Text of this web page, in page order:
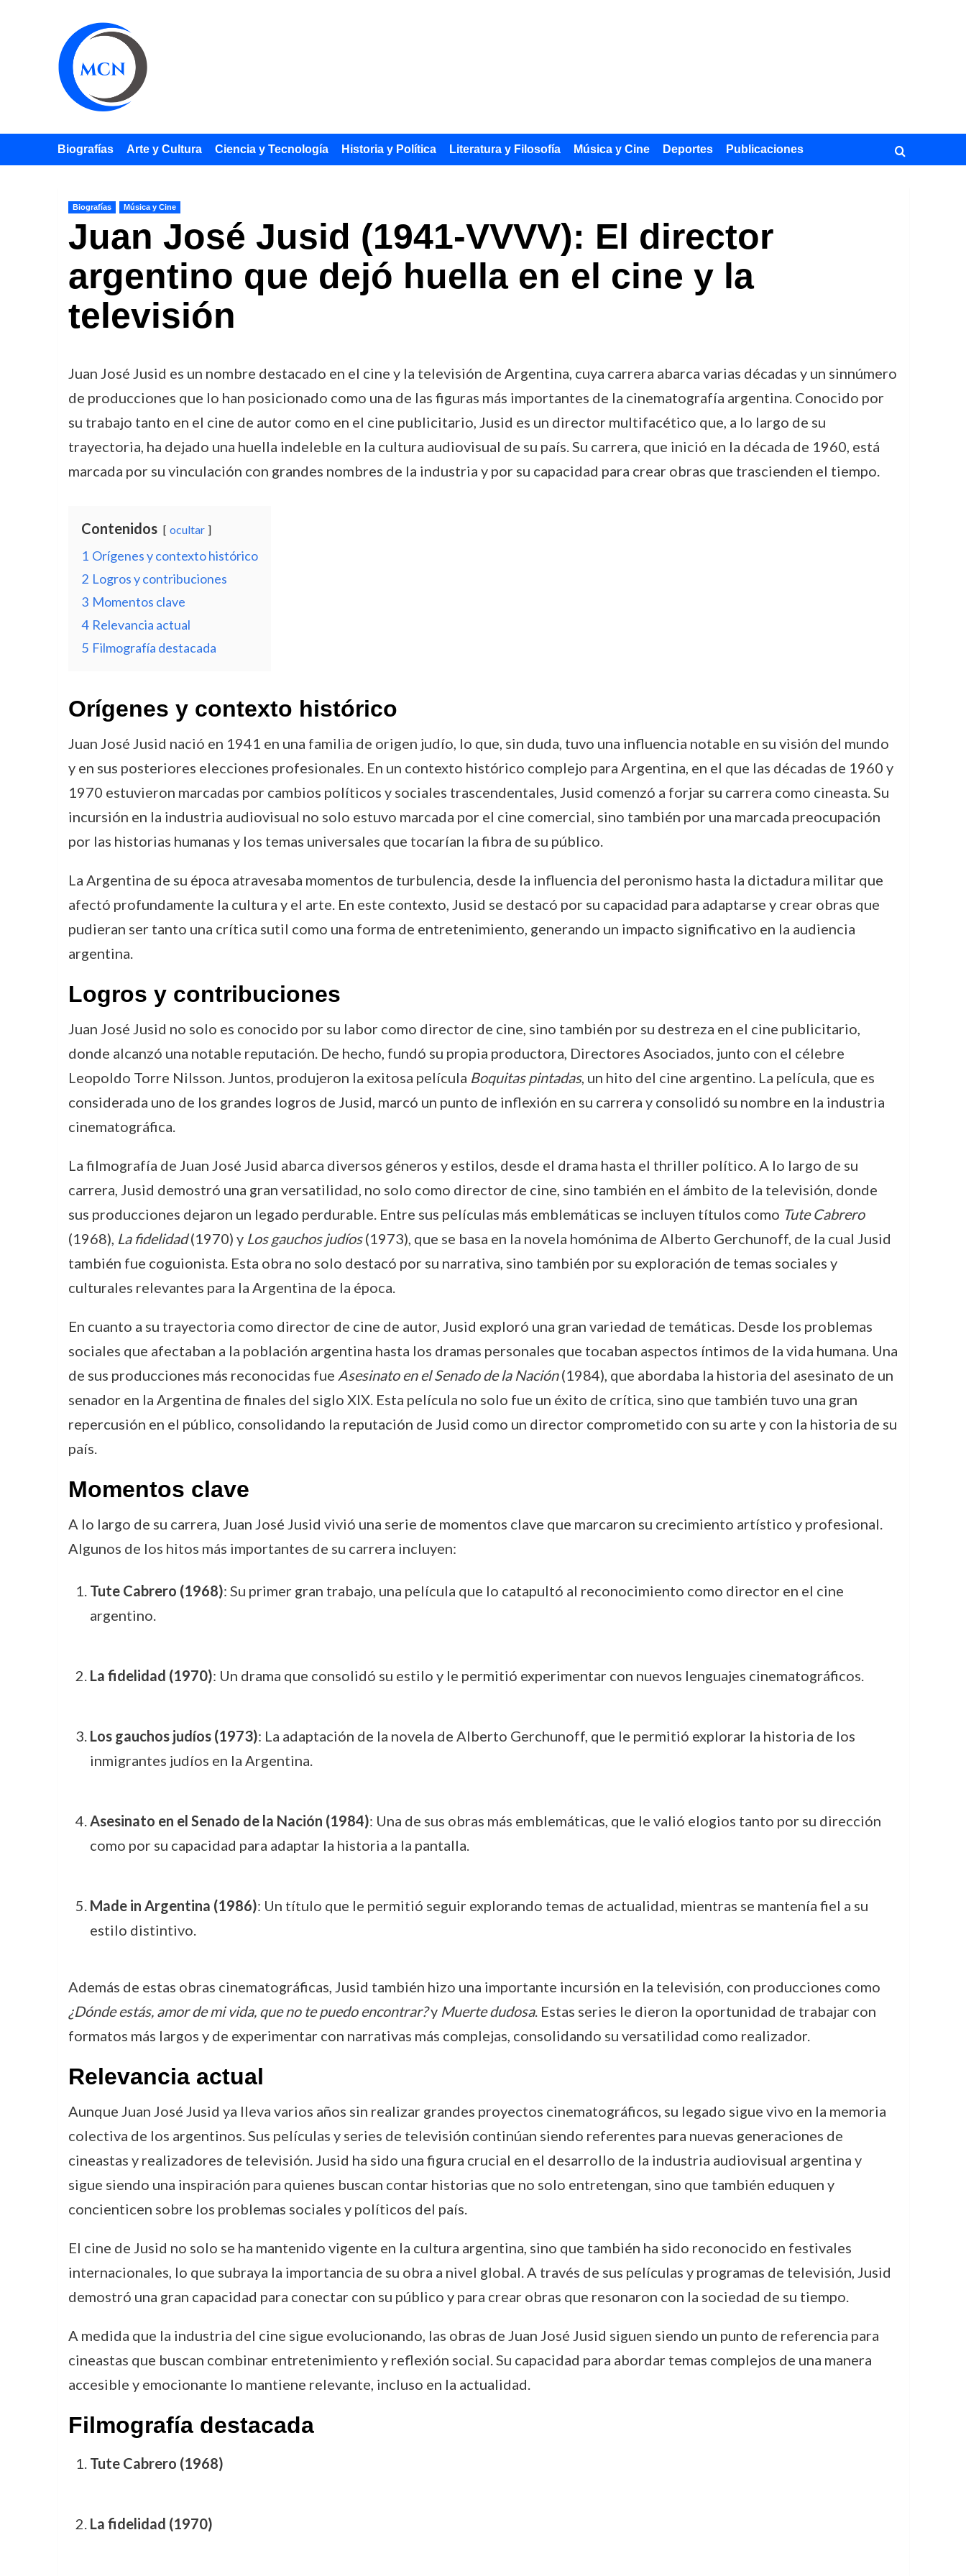
Biografías Arte y Cultura Ciencia y Tecnología Historia y Política Literatura y Filosofía Música y Cine Deportes Publicaciones
Biografías Música y Cine
Juan José Jusid (1941-VVVV): El director
argentino que dejó huella en el cine y la
televisión
Juan José Jusid es un nombre destacado en el cine y la televisión de Argentina, cuya carrera abarca varias décadas y un sinnúmero
de producciones que lo han posicionado como una de las figuras más importantes de la cinematografía argentina. Conocido por
su trabajo tanto en el cine de autor como en el cine publicitario, Jusid es un director multifacético que, a lo largo de su
trayectoria, ha dejado una huella indeleble en la cultura audiovisual de su país. Su carrera, que inició en la década de 1960, está
marcada por su vinculación con grandes nombres de la industria y por su capacidad para crear obras que trascienden el tiempo.
Contenidos ocultar
1 Orígenes y contexto histórico
2 Logros y contribuciones
3 Momentos clave
4 Relevancia actual
5 Filmografía destacada
Orígenes y contexto histórico
Juan José Jusid nació en 1941 en una familia de origen judío, lo que, sin duda, tuvo una influencia notable en su visión del mundo
y en sus posteriores elecciones profesionales. En un contexto histórico complejo para Argentina, en el que las décadas de 1960 y
1970 estuvieron marcadas por cambios políticos y sociales trascendentales, Jusid comenzó a forjar su carrera como cineasta. Su
incursión en la industria audiovisual no solo estuvo marcada por el cine comercial, sino también por una marcada preocupación
por las historias humanas y los temas universales que tocarían la fibra de su público.
La Argentina de su época atravesaba momentos de turbulencia, desde la influencia del peronismo hasta la dictadura militar que
afectó profundamente la cultura y el arte. En este contexto, Jusid se destacó por su capacidad para adaptarse y crear obras que
pudieran ser tanto una crítica sutil como una forma de entretenimiento, generando un impacto significativo en la audiencia
argentina.
Logros y contribuciones
Juan José Jusid no solo es conocido por su labor como director de cine, sino también por su destreza en el cine publicitario,
donde alcanzó una notable reputación. De hecho, fundó su propia productora, Directores Asociados, junto con el célebre
Leopoldo Torre Nilsson. Juntos, produjeron la exitosa película Boquitas pintadas, un hito del cine argentino. La película, que es
considerada uno de los grandes logros de Jusid, marcó un punto de inflexión en su carrera y consolidó su nombre en la industria
cinematográfica.
La filmografía de Juan José Jusid abarca diversos géneros y estilos, desde el drama hasta el thriller político. A lo largo de su
carrera, Jusid demostró una gran versatilidad, no solo como director de cine, sino también en el ámbito de la televisión, donde
sus producciones dejaron un legado perdurable. Entre sus películas más emblemáticas se incluyen títulos como Tute Cabrero
(1968), La fidelidad(1970) y Los gauchos judíos(1973), que se basa en la novela homónima de Alberto Gerchunoff, de la cual Jusid
también fue coguionista. Esta obra no solo destacó por su narrativa, sino también por su exploración de temas sociales y
culturales relevantes para la Argentina de la época.
En cuanto a su trayectoria como director de cine de autor, Jusid exploró una gran variedad de temáticas. Desde los problemas
sociales que afectaban a la población argentina hasta los dramas personales que tocaban aspectos íntimos de la vida humana. Una
de sus producciones más reconocidas fue Asesinato en el Senado de la Nación(1984), que abordaba la historia del asesinato de un
senador en la Argentina de finales del siglo XIX. Esta película no solo fue un éxito de crítica, sino que también tuvo una gran
repercusión en el público, consolidando la reputación de Jusid como un director comprometido con su arte y con la historia de su
país.
Momentos clave
A lo largo de su carrera, Juan José Jusid vivió una serie de momentos clave que marcaron su crecimiento artístico y profesional.
Algunos de los hitos más importantes de su carrera incluyen:
Tute Cabrero (1968): Su primer gran trabajo, una película que lo catapultó al reconocimiento como director en el cine
argentino.
La fidelidad (1970): Un drama que consolidó su estilo y le permitió experimentar con nuevos lenguajes cinematográficos.
Los gauchos judíos (1973): La adaptación de la novela de Alberto Gerchunoff, que le permitió explorar la historia de los
inmigrantes judíos en la Argentina.
Asesinato en el Senado de la Nación (1984): Una de sus obras más emblemáticas, que le valió elogios tanto por su dirección
como por su capacidad para adaptar la historia a la pantalla.
Made in Argentina (1986): Un título que le permitió seguir explorando temas de actualidad, mientras se mantenía fiel a su
estilo distintivo.
Además de estas obras cinematográficas, Jusid también hizo una importante incursión en la televisión, con producciones como
¿Dónde estás, amor de mi vida, que no te puedo encontrar?y Muerte dudosa. Estas series le dieron la oportunidad de trabajar con
formatos más largos y de experimentar con narrativas más complejas, consolidando su versatilidad como realizador.
Relevancia actual
Aunque Juan José Jusid ya lleva varios años sin realizar grandes proyectos cinematográficos, su legado sigue vivo en la memoria
colectiva de los argentinos. Sus películas y series de televisión continúan siendo referentes para nuevas generaciones de
cineastas y realizadores de televisión. Jusid ha sido una figura crucial en el desarrollo de la industria audiovisual argentina y
sigue siendo una inspiración para quienes buscan contar historias que no solo entretengan, sino que también eduquen y
concienticen sobre los problemas sociales y políticos del país.
El cine de Jusid no solo se ha mantenido vigente en la cultura argentina, sino que también ha sido reconocido en festivales
internacionales, lo que subraya la importancia de su obra a nivel global. A través de sus películas y programas de televisión, Jusid
demostró una gran capacidad para conectar con su público y para crear obras que resonaron con la sociedad de su tiempo.
A medida que la industria del cine sigue evolucionando, las obras de Juan José Jusid siguen siendo un punto de referencia para
cineastas que buscan combinar entretenimiento y reflexión social. Su capacidad para abordar temas complejos de una manera
accesible y emocionante lo mantiene relevante, incluso en la actualidad.
Filmografía destacada
Tute Cabrero (1968)
La fidelidad (1970)